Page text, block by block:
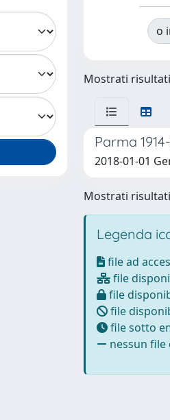
o
Mostrati
Parma
2018-01-01
Mostrati
Legenda
file ad
file
file
file
file sotto
nessun